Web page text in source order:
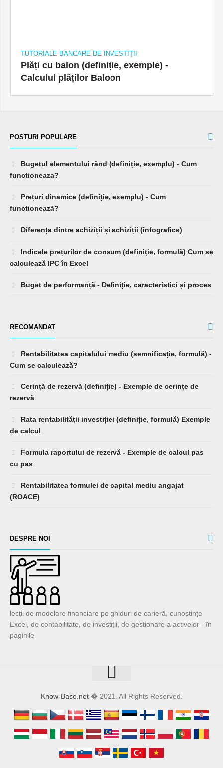
TUTORIALE BANCARE DE INVESTIȚII
Plăți cu balon (definiție, exemple) -
Calculul plăților Baloon
POSTURI POPULARE
Bugetul elementului rând (definiție, exemplu) - Cum
functioneaza?
Prețuri dinamice (definiție, exemplu) - Cum
functioneazã?
Diferența dintre achiziții și achiziții (infografice)
Indicele prețurilor de consum (definiție, formulă) Cum se
calculează IPC în Excel
Buget de performanță - Definiție, caracteristici și proces
RECOMANDAT
Rentabilitatea capitalului mediu (semnificație, formulă) -
Cum se calculează?
Cerință de rezervă (definiție) - Exemple de cerințe de
rezervă
Rata rentabilității investiției (definiție, formulă) Exemple
de calcul
Formula raportului de rezervă - Exemple de calcul pas
cu pas
Rentabilitatea formulei de capital mediu angajat
(ROACE)
DESPRE NOI
lecții de modelare financiare pe ghiduri de carieră, cunoștințe
Excel, de contabilitate, de investiții, de gestionare a activelor - în
paginile
Know-Base.net� 2021. All Rights Reserved.